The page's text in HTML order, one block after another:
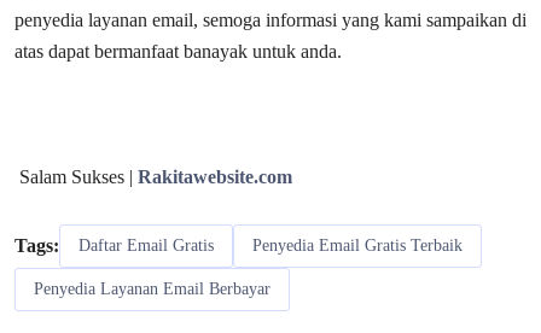
penyedia layanan email, semoga informasi yang kami sampaikan di
atas dapat bermanfaat banayak untuk anda.
Salam Sukses | Rakitawebsite.com
Tags: Daftar Email Gratis Penyedia Email Gratis Terbaik
Penyedia Layanan Email Berbayar